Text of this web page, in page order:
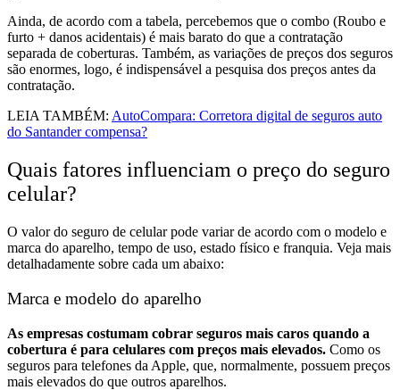
Ainda, de acordo com a tabela, percebemos que o combo (Roubo e
furto + danos acidentais) é mais barato do que a contratação
separada de coberturas. Também, as variações de preços dos seguros
são enormes, logo, é indispensável a pesquisa dos preços antes da
contratação.
LEIA TAMBÉM: AutoCompara: Corretora digital de seguros auto
do Santander compensa?
Quais fatores influenciam o preço do seguro
celular?
O valor do seguro de celular pode variar de acordo com o modelo e
marca do aparelho, tempo de uso, estado físico e franquia. Veja mais
detalhadamente sobre cada um abaixo:
Marca e modelo do aparelho
As empresas costumam cobrar seguros mais caros quando a
cobertura é para celulares com preços mais elevados. Como os
seguros para telefones da Apple, que, normalmente, possuem preços
mais elevados do que outros aparelhos.